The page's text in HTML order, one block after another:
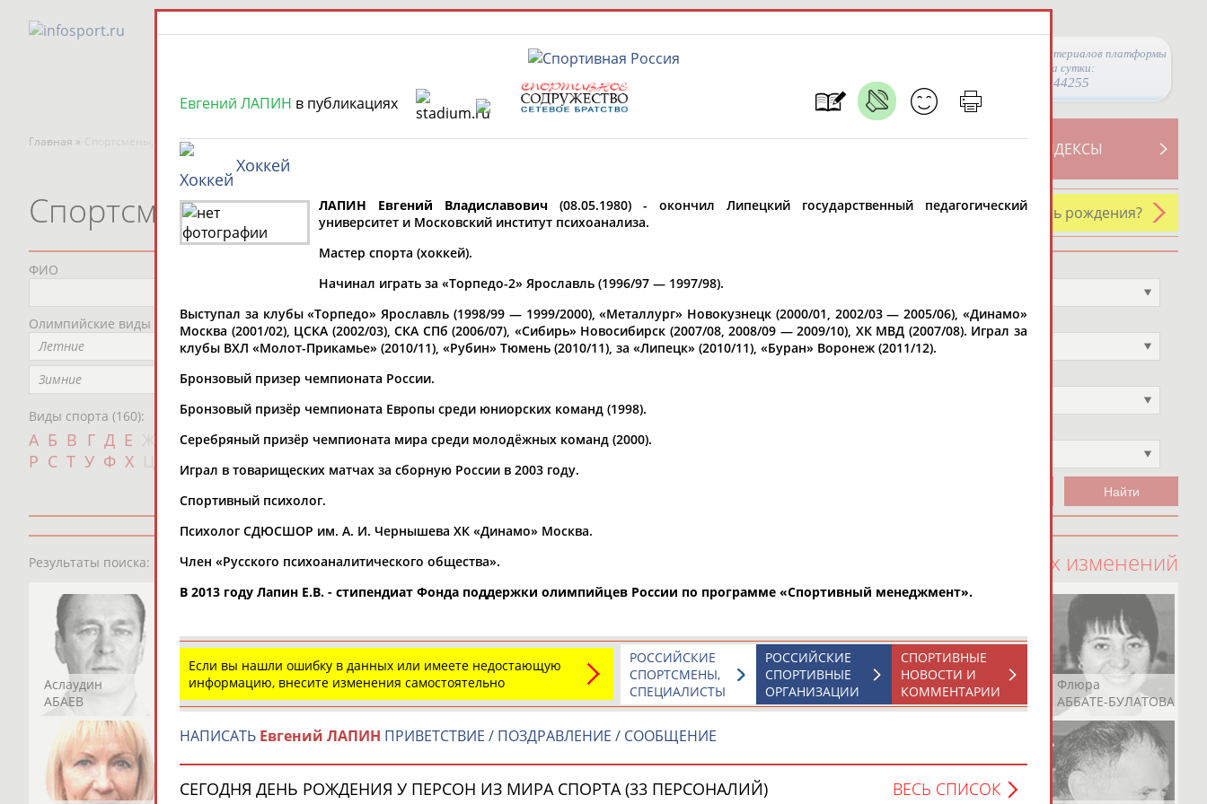
Просмотры материалов платформы
за сутки:
44255
Главная » Спортсмены, тренеры и специалисты СВОДНЫЕ ИНДЕКСЫ
У кого сегодня день рождения?
Спортсмены, тренеры и специалисты
ФИО
Олимпийские виды спорта
Летние
Зимние
Виды спорта (160):
А Б В Г Д Е И К Л М Н О П
Р С Т У Ф Х Ш
Не выбран
* для действующих спортсменов
Место рождения
Не выбран
Регион проживания
Спортивное звание
Не выбран
Результаты поиска: 13181персон 100 последних изменений
Аслаудин
АБАЕВ
Елена
АБАИМОВА
Мария
АБАКУМОВА
Юлия
АБАЛАКИНА
Дмитрий
АБАРЕНОВ
Тамилла
АБАСОВА
Рамазан
АБАЧАРАЕВ
Ростом
АБАШИДЗЕ
Флюра
АББАТЕ-БУЛАТОВА
Евгений ЛАПИН в публикациях
Хоккей
ЛАПИН Евгений Владиславович (08.05.1980) - окончил Липецкий государственный педагогический
университет и Московский институт психоанализа.
Мастер спорта (хоккей).
Начинал играть за «Торпедо-2» Ярославль (1996/97 — 1997/98).
Выступал за клубы «Торпедо» Ярославль (1998/99 — 1999/2000), «Металлург» Новокузнецк (2000/01, 2002/03 — 2005/06), «Динамо»
Москва (2001/02), ЦСКА (2002/03), СКА СПб (2006/07), «Сибирь» Новосибирск (2007/08, 2008/09 — 2009/10), ХК МВД (2007/08). Играл за
клубы ВХЛ «Молот-Прикамье» (2010/11), «Рубин» Тюмень (2010/11), за «Липецк» (2010/11), «Буран» Воронеж (2011/12).
Бронзовый призер чемпионата России.
Бронзовый призёр чемпионата Европы среди юниорских команд (1998).
Серебряный призёр чемпионата мира среди молодёжных команд (2000).
Играл в товарищеских матчах за сборную России в 2003 году.
Спортивный психолог.
Психолог СДЮСШОР им. А. И. Чернышева ХК «Динамо» Москва.
Член «Русского психоаналитического общества».
В 2013 году Лапин Е.В. - стипендиат Фонда поддержки олимпийцев России по программе «Спортивный менеджмент».
Если вы нашли ошибку в данных или имеете недостающую
информацию, внесите изменения самостоятельно
СПОРТИВНЫЕ
НОВОСТИ И
КОММЕНТАРИИ
РОССИЙСКИЕ
СПОРТИВНЫЕ
ОРГАНИЗАЦИИ
РОССИЙСКИЕ
СПОРТСМЕНЫ,
СПЕЦИАЛИСТЫ
НАПИСАТЬ Евгений ЛАПИН ПРИВЕТСТВИЕ / ПОЗДРАВЛЕНИЕ / СООБЩЕНИЕ
СЕГОДНЯ ДЕНЬ РОЖДЕНИЯ У ПЕРСОН ИЗ МИРА СПОРТА (33 ПЕРСОНАЛИЙ) ВЕСЬ СПИСОК